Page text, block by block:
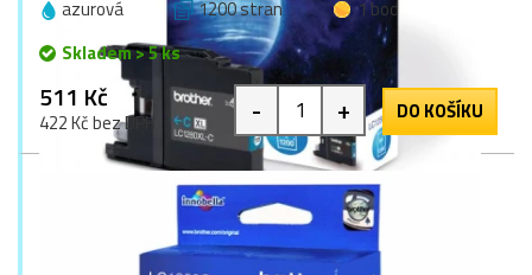
azurová 1200 stran
1 bod
Skladem > 5 ks
511 Kč
422 Kč bez DPH - + DO KOŠÍKU